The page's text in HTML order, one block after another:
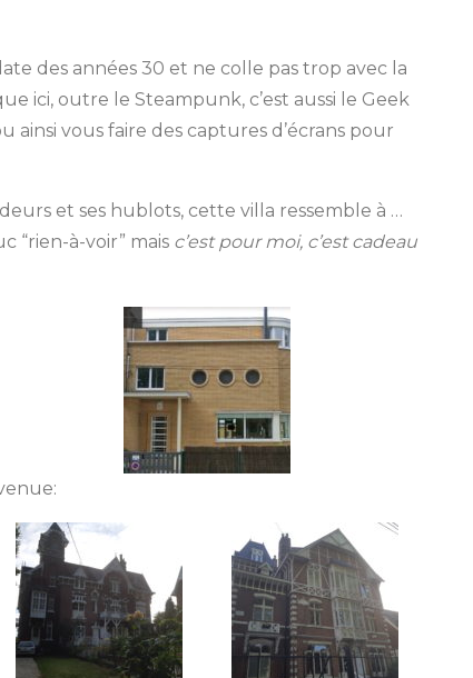
des années 30 et ne colle pas trop avec la
ici, outre le Steampunk, c’est aussi le Geek
ainsi vous faire des captures d’écrans pour
et ses hublots, cette villa ressemble à …
“rien-à-voir” mais c’est pour moi, c’est cadeau